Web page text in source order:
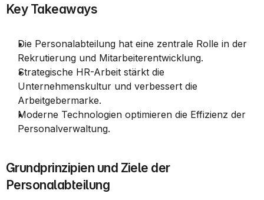
Key Takeaways
Die Personalabteilung hat eine zentrale Rolle in der
Rekrutierung und Mitarbeiterentwicklung.
Strategische HR-Arbeit stärkt die
Unternehmenskultur und verbessert die
Arbeitgebermarke.
Moderne Technologien optimieren die Effizienz der
Personalverwaltung.
Grundprinzipien und Ziele der
Personalabteilung